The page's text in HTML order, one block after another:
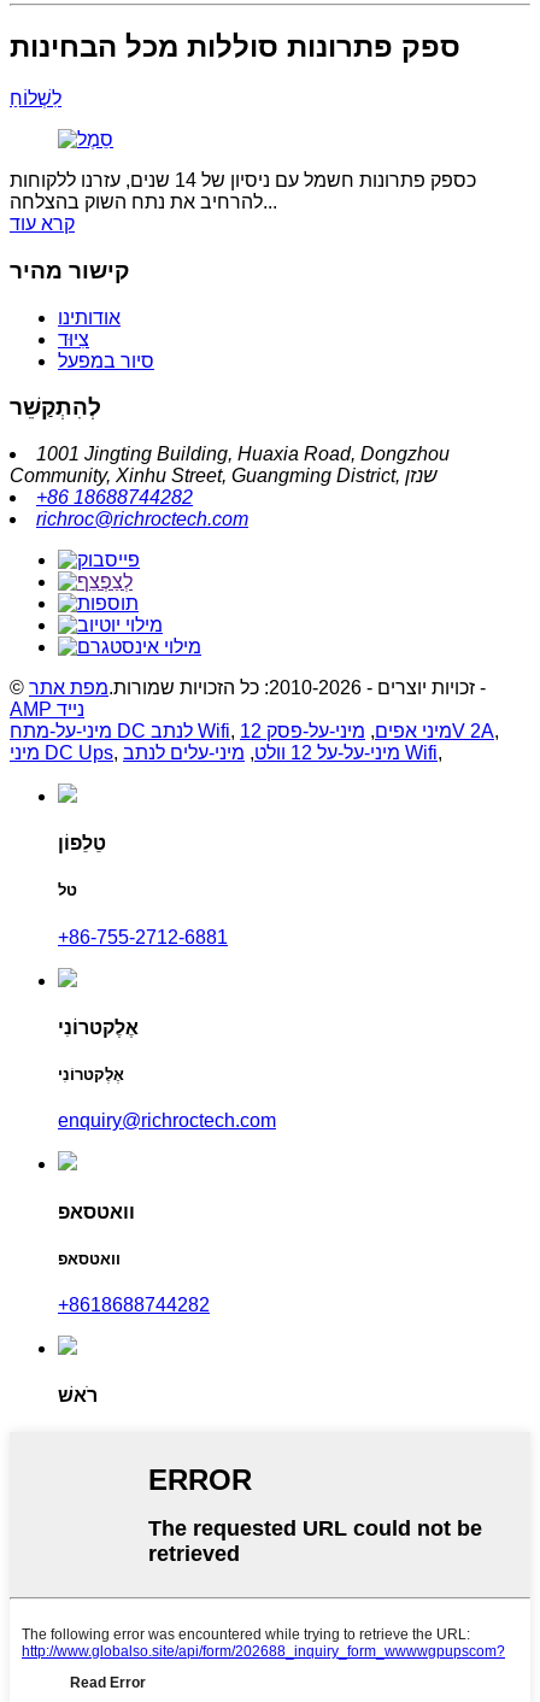
ספק פתרונות סוללות מכל הבחינות
לִשְׁלוֹחַ
כספק פתרונות חשמל עם ניסיון של 14 שנים, עזרנו ללקוחות
להרחיב את נתח השוק בהצלחה...
קרא עוד
קישור מהיר
אודותינו
צִיוּד
סיור במפעל
לְהִתְקַשֵׁר
1001 Jingting Building, Huaxia Road, Dongzhou
Community, Xinhu Street, Guangming District, שנזן
+86 18688744282
richroc@richroctech.com
© זכויות יוצרים - 2010-2026: כל הזכויות שמורות. מפת אתר
-
AMP נייד
מיני-על-מתח DC לנתב Wifi, מיני אפים, מיני-על-פסק 12V 2A,
מיני DC Ups, מיני-על-על 12 וולט , מיני-עלים לנתב Wifi,
טֵלֵפוֹן
טל
‎+86-755-2712-6881
אֶלֶקטרוֹנִי
אֶלֶקטרוֹנִי
enquiry@richroctech.com
וואטסאפ
וואטסאפ
‎+8618688744282
רֹאשׁ